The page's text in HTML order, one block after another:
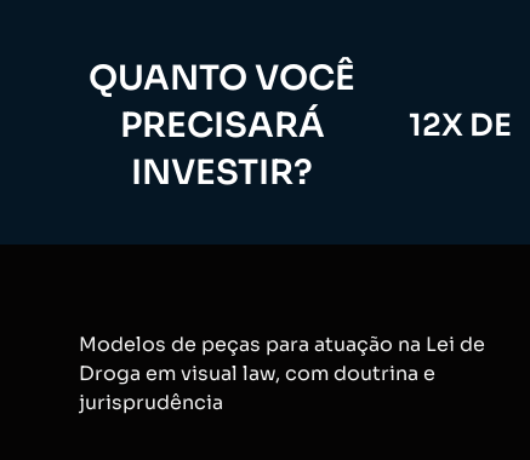
QUANTO VOCÊ
PRECISARÁ
INVESTIR?
12X DE
Modelos de peças para atuação na Lei de
Droga em visual law, com doutrina e
jurisprudência